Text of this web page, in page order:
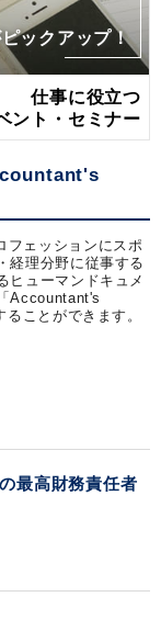
ックアップ！
仕事に役立つ
ント・セミナー
フェッションにスポ
経理分野に従事する
ヒューマンドキュメ
Accountant's
ることができます。
最高財務責任者